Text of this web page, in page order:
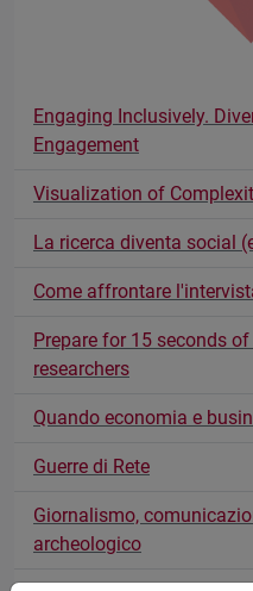
Engaging Inclusively.
Engagement
Visualization of
La ricerca diventa social
Come affrontare
Prepare for 15 seconds
researchers
Quando economia e
Guerre di Rete
Giornalismo,
archeologico